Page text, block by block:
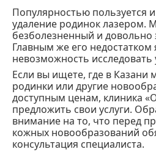
Популярностью пользуется
удаление родинок лазером.
безболезненный и
Главным же его недостатком
невозможность исследовать
Если вы ищете, где в Казани
родинки или другие
доступным ценам, клиника
предложить свои услуги.
внимание на то, что перед
кожных новообразований
консультация специалиста.